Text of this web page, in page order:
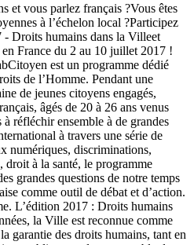
vous parlez français ?Vous êtes
à l’échelon local ?Participez
Droits humains dans la Villeet
France du 2 au 10 juillet 2017 !
est un programme dédié
de l’Homme. Pendant une
de jeunes citoyens engagés,
âgés de 20 à 26 ans venus
réfléchir ensemble à de grandes
à travers une série de
numériques, discriminations,
droit à la santé, le programme
grandes questions de notre temps
comme outil de débat et d’action.
L’édition 2017 : Droits humains
la Ville est reconnue comme
garantie des droits humains, tant en